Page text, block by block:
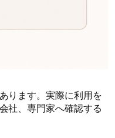
ります。実際に利用を
社、専門家へ確認する